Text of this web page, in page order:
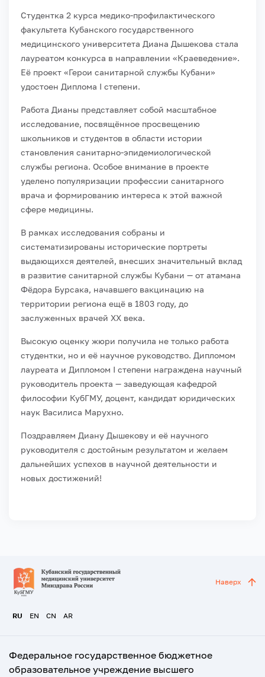
Студентка 2 курса медико-профилактического
факультета Кубанского государственного
медицинского университета Диана Дышекова стала
лауреатом конкурса в направлении «Краеведение».
Её проект «Герои санитарной службы Кубани»
удостоен Диплома I степени.
Работа Дианы представляет собой масштабное
исследование, посвящённое просвещению
школьников и студентов в области истории
становления санитарно-эпидемиологической
службы региона. Особое внимание в проекте
уделено популяризации профессии санитарного
врача и формированию интереса к этой важной
сфере медицины.
В рамках исследования собраны и
систематизированы исторические портреты
выдающихся деятелей, внесших значительный вклад
в развитие санитарной службы Кубани — от атамана
Фёдора Бурсака, начавшего вакцинацию на
территории региона ещё в 1803 году, до
заслуженных врачей XX века.
Высокую оценку жюри получила не только работа
студентки, но и её научное руководство. Дипломом
лауреата и Дипломом I степени награждена научный
руководитель проекта — заведующая кафедрой
философии КубГМУ, доцент, кандидат юридических
наук Василиса Марухно.
Поздравляем Диану Дышекову и её научного
руководителя с достойным результатом и желаем
дальнейших успехов в научной деятельности и
новых достижений!
RU EN CN AR
Наверх
Федеральное государственное бюджетное
образовательное учреждение высшего